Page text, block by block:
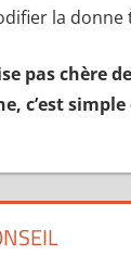
la donne
pas chère
c’est